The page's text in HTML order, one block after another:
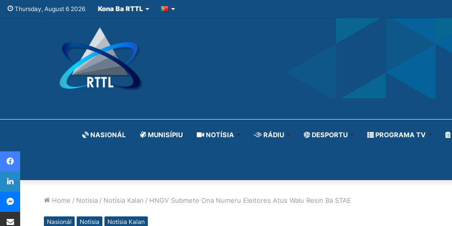
Thursday, August 6 2026 Kona Ba RTTL
NASIONÁL MUNISÍPIU NOTÍSIA RÁDIU DESPORTU PROGRAMA TV
Home / Notísia / Notísia Kalan / HNGV Submete Ona Numeru Eleitores Atus Walu Resin Ba STAE
Nasionál Notísia Notísia Kalan